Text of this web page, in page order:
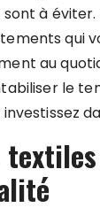
à
qui
au
le